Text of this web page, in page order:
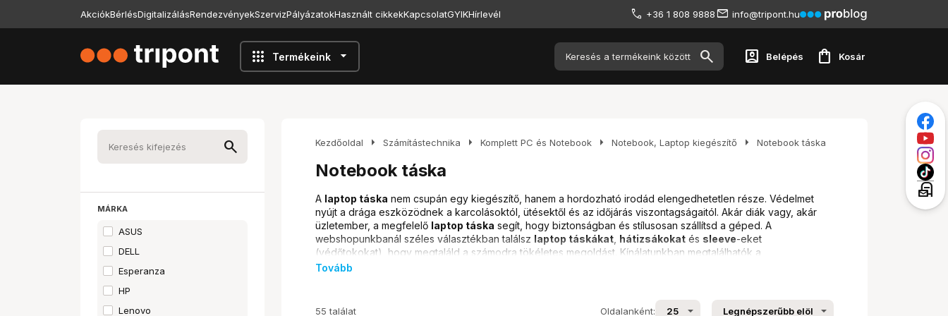
AkciókBérlésDigitalizálásRendezvényekSzervizPályázatokHasznált cikkekKapcsolatGYIKHírlevél +36 1 808 9888 info@tripont.hu
apps Termékeink arrow_drop_down account_box Belépés shopping_bag Kosár
Kezdőoldal arrow_right Számítástechnika arrow_right Komplett PC és Notebook arrow_right Notebook, Laptop kiegészítő arrow_right Notebook táska
Notebook táska
A laptop táska nem csupán egy kiegészítő, hanem a hordozható irodád elengedhetetlen része. Védelmet
nyújt a drága eszközödnek a karcolásoktól, ütésektől és az időjárás viszontagságaitól. Akár diák vagy, akár
üzletember, a megfelelő laptop táska segít, hogy biztonságban és stílusosan szállítsd a géped. A
webshopunkbanál széles választékban találsz laptop táskákat hátizsákokat és sleeve-eket
(védőtokokat), hogy megtaláld a számodra tökéletes megoldást. Kínálatunkban megtalálhatók a
legnépszerűbb márkák termékei, a belépő szinttől a prémium kategóriáig, így biztosan megtalálod a
Típusok és különbségek
Tovább
55 találat Oldalanként:
MÁRKA
ASUS
DELL
Esperanza
HP
Lenovo
local_post_office